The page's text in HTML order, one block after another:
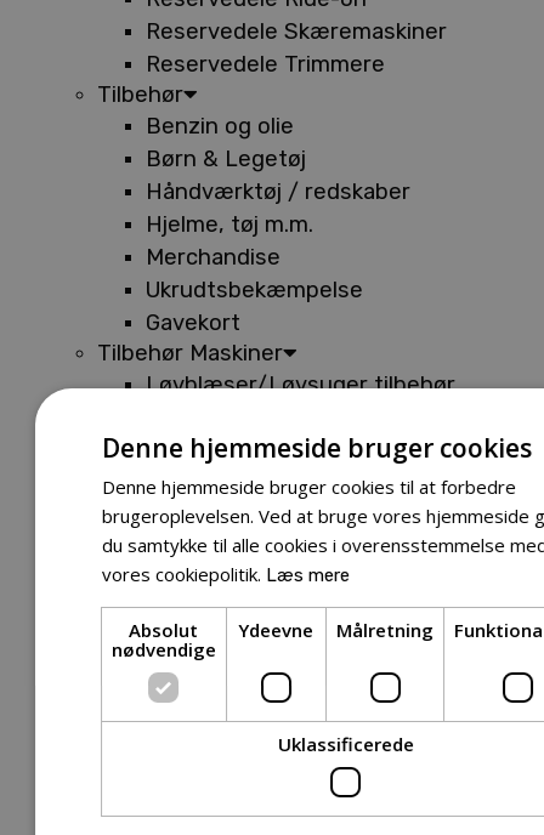
Reservedele Skæremaskiner
Reservedele Trimmere
Tilbehør
Benzin og olie
Børn & Legetøj
Håndværktøj / redskaber
Hjelme, tøj m.m.
Merchandise
Ukrudtsbekæmpelse
Gavekort
Tilbehør Maskiner
Løvblæser/Løvsuger tilbehør
Tilbehør Buskryddere og Trimmere
Tilbehør Entreprenørudstyr
Tilbehør Havetraktor
Tilbehør Hækkeklippere
Tilbehør Motorsav
Tilbehør Kæder
Tilbehør Sværd
Tilbehør Rengøringsmaskiner
Tilbehør Robotplæneklipper
Tilbehør Walk Behind
Denne hjemmeside bruger cookies
Denne hjemmeside bruger cookies til at forbedre
brugeroplevelsen. Ved at bruge vores hjemmeside
du samtykke til alle cookies i overensstemmelse
vores cookiepolitik. Læs mere
Absolut
nødvendige
Ydeevne Målretning
Uklassificerede